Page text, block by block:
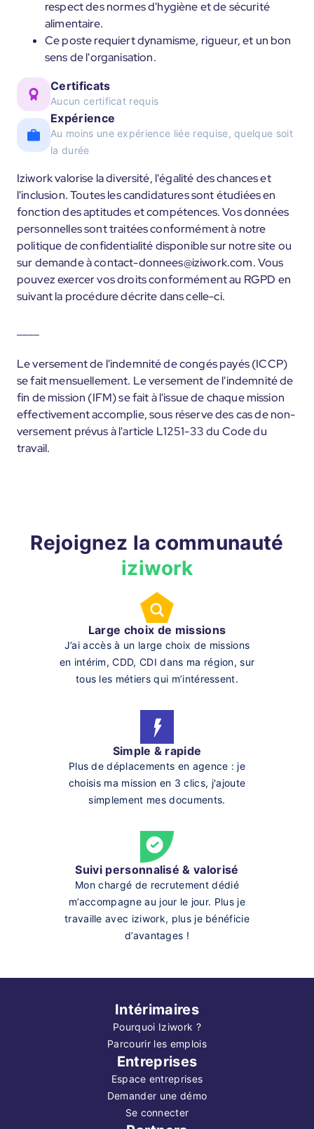
respect des normes d'hygiène et de sécurité
alimentaire.
Ce poste requiert dynamisme, rigueur, et un bon
sens de l'organisation.
Certificats
Aucun certificat requis
Expérience
Au moins une expérience liée requise, quelque soit
la durée
Iziwork valorise la diversité, l'égalité des chances et
l'inclusion. Toutes les candidatures sont étudiées en
fonction des aptitudes et compétences. Vos données
personnelles sont traitées conformément à notre
politique de confidentialité disponible sur notre site ou
sur demande à contact-donnees@iziwork.com. Vous
pouvez exercer vos droits conformément au RGPD en
suivant la procédure décrite dans celle-ci.
Le versement de l'indemnité de congés payés (ICCP)
se fait mensuellement. Le versement de l'indemnité de
fin de mission (IFM) se fait à l'issue de chaque mission
effectivement accomplie, sous réserve des cas de non-
versement prévus à l'article L1251-33 du Code du
travail.
Rejoignez la communauté
iziwork
Large choix de missions
J’ai accès à un large choix de missions
en intérim, CDD, CDI dans ma région, sur
tous les métiers qui m’intéressent.
Simple & rapide
Plus de déplacements en agence : je
choisis ma mission en 3 clics, j'ajoute
simplement mes documents.
Suivi personnalisé & valorisé
Mon chargé de recrutement dédié
m’accompagne au jour le jour. Plus je
travaille avec iziwork, plus je bénéficie
d’avantages !
Intérimaires
Pourquoi Iziwork ?
Parcourir les emplois
Entreprises
Espace entreprises
Demander une démo
Se connecter